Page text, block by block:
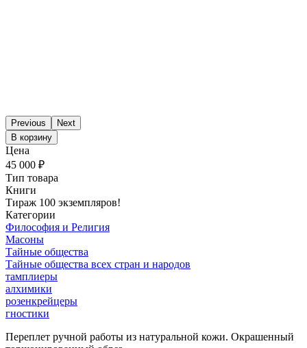
Previous
Next
В корзину
Цена
45 000 ₽
Тип товара
Книги
Тираж 100 экземпляров!
Категории
Философия и Религия
Масоны
Тайные общества
Тайные общества всех стран и народов
тамплиеры
алхимики
розенкрейцеры
гностики
Переплет ручной работы из натуральной кожи. Окрашенный